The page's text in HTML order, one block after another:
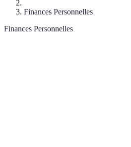
Finances Personnelles
Finances Personnelles